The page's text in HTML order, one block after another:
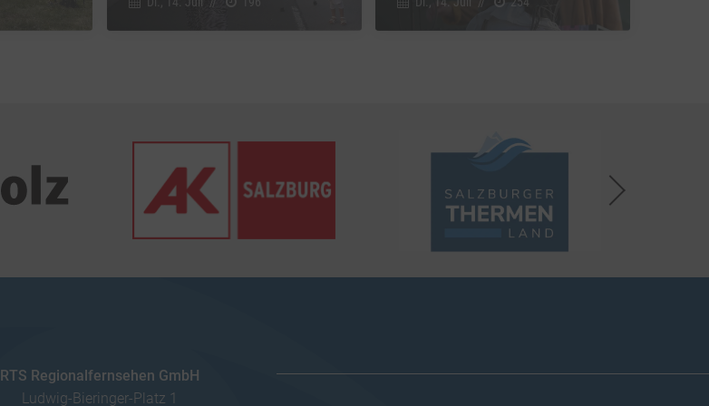
RTS Regionalfernsehen GmbH
Ludwig-Bieringer-Platz 1